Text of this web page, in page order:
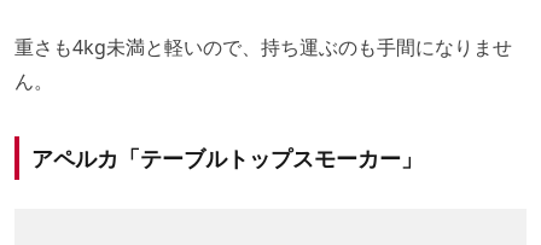
重さも4kg未満と軽いので、持ち運ぶのも手間になりませ
ん。
アペルカ「テーブルトップスモーカー」